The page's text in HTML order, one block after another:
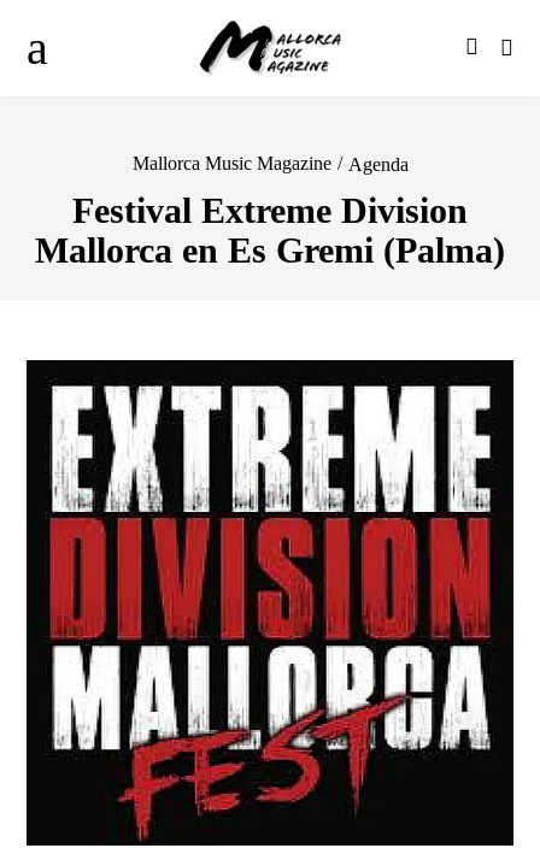
Mallorca Music Magazine / Agenda
Festival Extreme Division
Mallorca en Es Gremi (Palma)